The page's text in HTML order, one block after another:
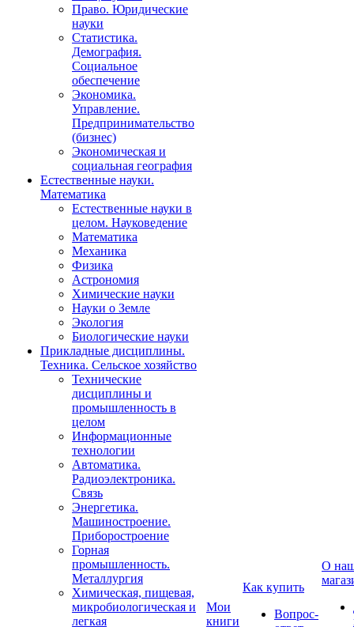
Право. Юридические
науки
Статистика.
Демография.
Социальное
обеспечение
Экономика.
Управление.
Предпринимательство
(бизнес)
Экономическая и
социальная география
Естественные науки.
Математика
Естественные науки в
целом. Науковедение
Математика
Механика
Физика
Астрономия
Химические науки
Науки о Земле
Экология
Биологические науки
Прикладные дисциплины.
Техника. Сельское хозяйство
Технические
дисциплины и
промышленность в
целом
Информационные
технологии
Автоматика.
Радиоэлектроника.
Связь
Энергетика.
Машиностроение.
Приборостроение
Горная
промышленность.
Металлургия
Химическая, пищевая,
микробиологическая и
легкая
Мои
книги
Как купить
Вопрос-
О